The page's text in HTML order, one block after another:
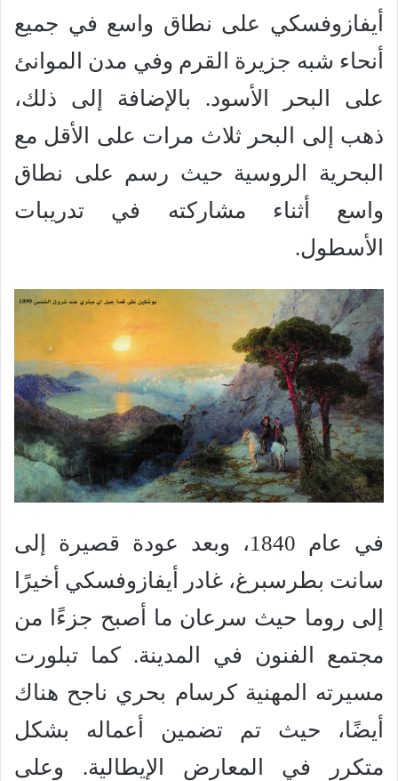
أيفازوفسكي على نطاق واسع في جميع
أنحاء شبه جزيرة القرم وفي مدن الموانئ
على البحر الأسود. بالإضافة إلى ذلك،
ذهب إلى البحر ثلاث مرات على الأقل مع
البحرية الروسية حيث رسم على نطاق
واسع أثناء مشاركته في تدريبات
الأسطول.
في عام 1840، وبعد عودة قصيرة إلى
سانت بطرسبرغ، غادر أيفازوفسكي أخيرًا
إلى روما حيث سرعان ما أصبح جزءًا من
مجتمع الفنون في المدينة. كما تبلورت
مسيرته المهنية كرسام بحري ناجح هناك
أيضًا، حيث تم تضمين أعماله بشكل
متكرر في المعارض الإيطالية. وعلى